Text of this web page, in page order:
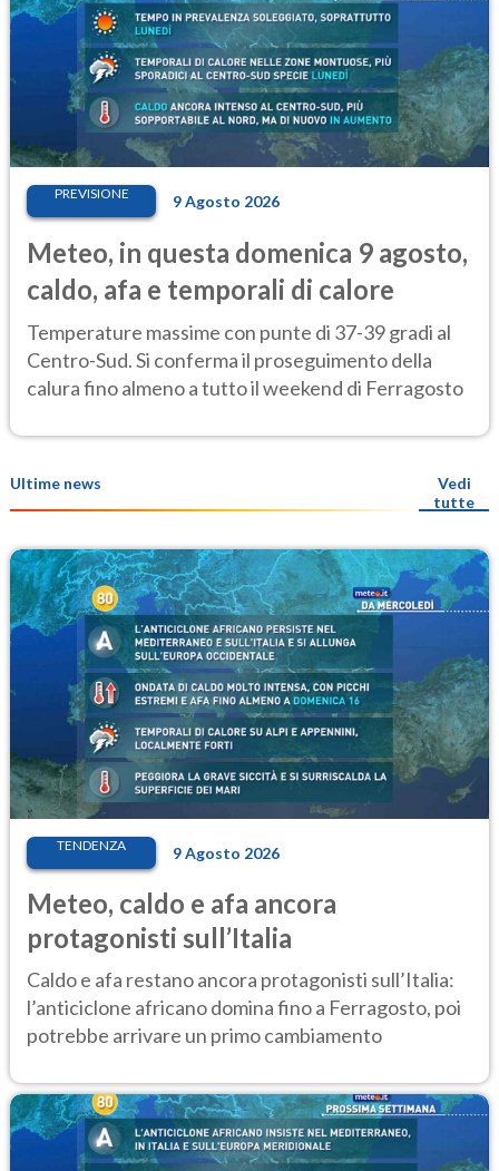
PREVISIONE 9 Agosto 2026
Meteo, in questa domenica 9 agosto,
caldo, afa e temporali di calore
Temperature massime con punte di 37-39 gradi al
Centro-Sud. Si conferma il proseguimento della
calura fino almeno a tutto il weekend di Ferragosto
Ultime news
Vedi
tutte
TENDENZA 9 Agosto 2026
Meteo, caldo e afa ancora
protagonisti sull’Italia
Caldo e afa restano ancora protagonisti sull’Italia:
l’anticiclone africano domina fino a Ferragosto, poi
potrebbe arrivare un primo cambiamento